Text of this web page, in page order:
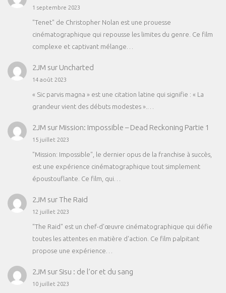
1 septembre 2023
"Tenet" de Christopher Nolan est une prouesse
cinématographique qui repousse les limites du genre. Ce film
complexe et captivant mélange…
2JM sur Uncharted
14 août 2023
« Sic parvis magna » est une citation latine qui signifie : « La
grandeur vient des débuts modestes ».…
2JM sur Mission: Impossible – Dead Reckoning Partie 1
15 juillet 2023
"Mission: Impossible", le dernier opus de la franchise à succès,
est une expérience cinématographique tout simplement
époustouflante. Ce film, qui…
2JM surThe Raid
12 juillet 2023
"The Raid" est un chef-d'œuvre cinématographique qui défie
toutes les attentes en matière d'action. Ce film palpitant
propose une expérience…
2JM sur Sisu : de l’or et du sang
10 juillet 2023